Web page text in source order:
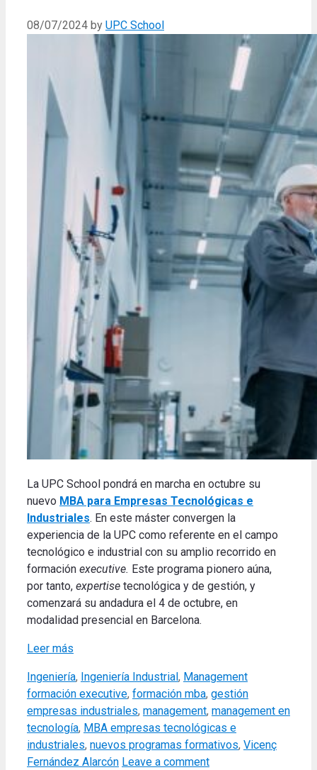
08/07/2024 by UPC School
La UPC School pondrá en marcha en octubre su
nuevo MBA para Empresas Tecnológicas e
Industriales. En este máster convergen la
experiencia de la UPC como referente en el campo
tecnológico e industrial con su amplio recorrido en
formación executive. Este programa pionero aúna,
por tanto, expertise tecnológica y de gestión, y
comenzará su andadura el 4 de octubre, en
modalidad presencial en Barcelona.
Leer más
Categories
Ingeniería, Ingeniería Industrial , ManagementTags
formación executive, formación mba, gestión
empresas industriales, management, management en
tecnología, MBA empresas tecnológicas e
industriales, nuevos programas formativos, Vicenç
Fernández Alarcón Leave a comment